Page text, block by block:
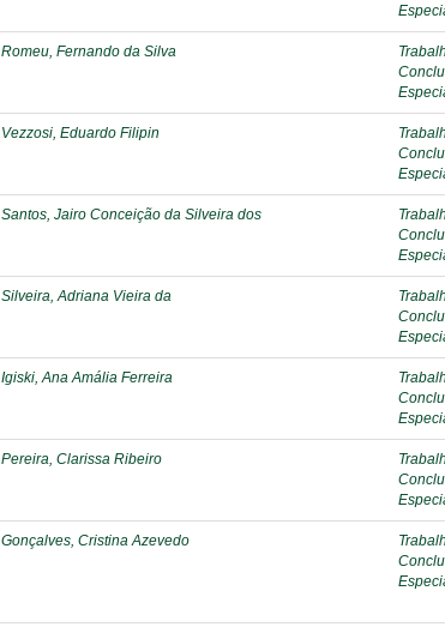
Romeu, Fernando da Silva
Vezzosi, Eduardo Filipin
Santos, Jairo Conceição da Silveira dos
Silveira, Adriana Vieira da
Igiski, Ana Amália Ferreira
Pereira, Clarissa Ribeiro
Gonçalves, Cristina Azevedo